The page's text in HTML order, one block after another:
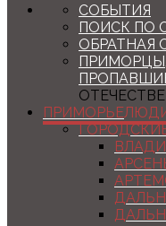
СОБЫТИЯ
ПОИСК ПО
ОБРАТНАЯ
ПРИМОРЬЕ